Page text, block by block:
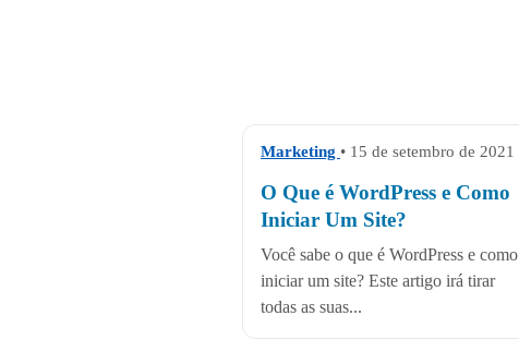
Marketing • 15 de setembro de 2021
O Que é WordPress e Como
Iniciar Um Site?
Você sabe o que é WordPress e como
iniciar um site? Este artigo irá tirar
todas as suas...